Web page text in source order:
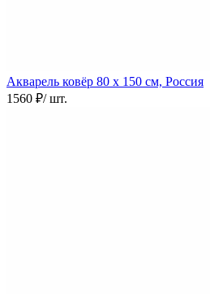
Акварель ковёр 80 х 150 см, Россия
1560 ₽/ шт.